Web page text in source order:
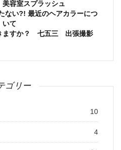
容室スプラッシュ
ない?! 最近のヘアカラーにつ
いて
ますか？ 七五三 出張撮影
ゴリー
10
4